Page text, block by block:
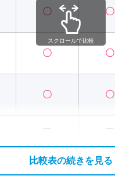
〇 〇
〇 〇
〇 〇
スクロールで比較
比較表の続きを見る